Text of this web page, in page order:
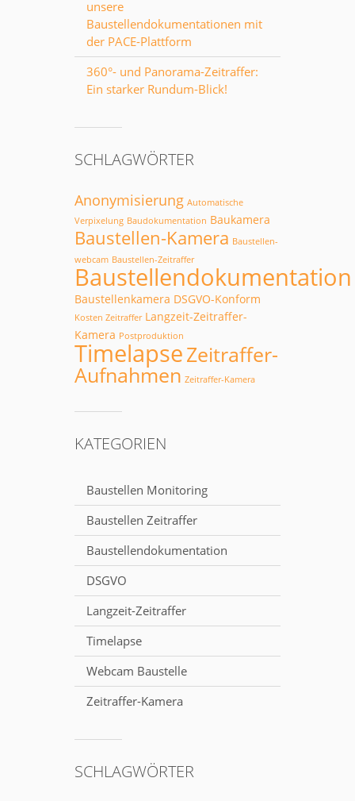
unsere
Baustellendokumentationen mit
der PACE-Plattform
360°- und Panorama-Zeitraffer:
Ein starker Rundum-Blick!
SCHLAGWÖRTER
Anonymisierung Automatische
Verpixelung Baudokumentation Baukamera
Baustellen-Kamera Baustellen-
webcam Baustellen-Zeitraffer
Baustellendokumentation
Baustellenkamera DSGVO-Konform
Kosten Zeitraffer Langzeit-Zeitraffer-
Kamera Postproduktion
TimelapseZeitraffer-
Aufnahmen Zeitraffer-Kamera
KATEGORIEN
Baustellen Monitoring
Baustellen Zeitraffer
Baustellendokumentation
DSGVO
Langzeit-Zeitraffer
Timelapse
Webcam Baustelle
Zeitraffer-Kamera
SCHLAGWÖRTER